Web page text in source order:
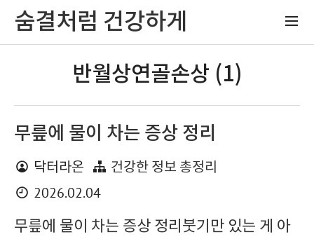
숨결처럼 건강하게
반월상연골손상 (1)
무릎에 물이 차는 증상 정리
닥터라온 건강한 정보 총정리
2026.02.04
무릎에 물이 차는 증상 정리붓기만 있는 게 아